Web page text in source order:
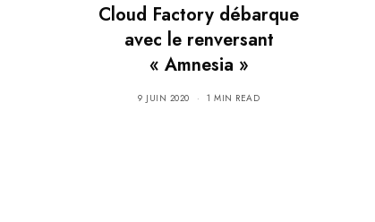
Cloud Factory débarque
avec le renversant
« Amnesia »
9 JUIN 2020 1 MIN READ